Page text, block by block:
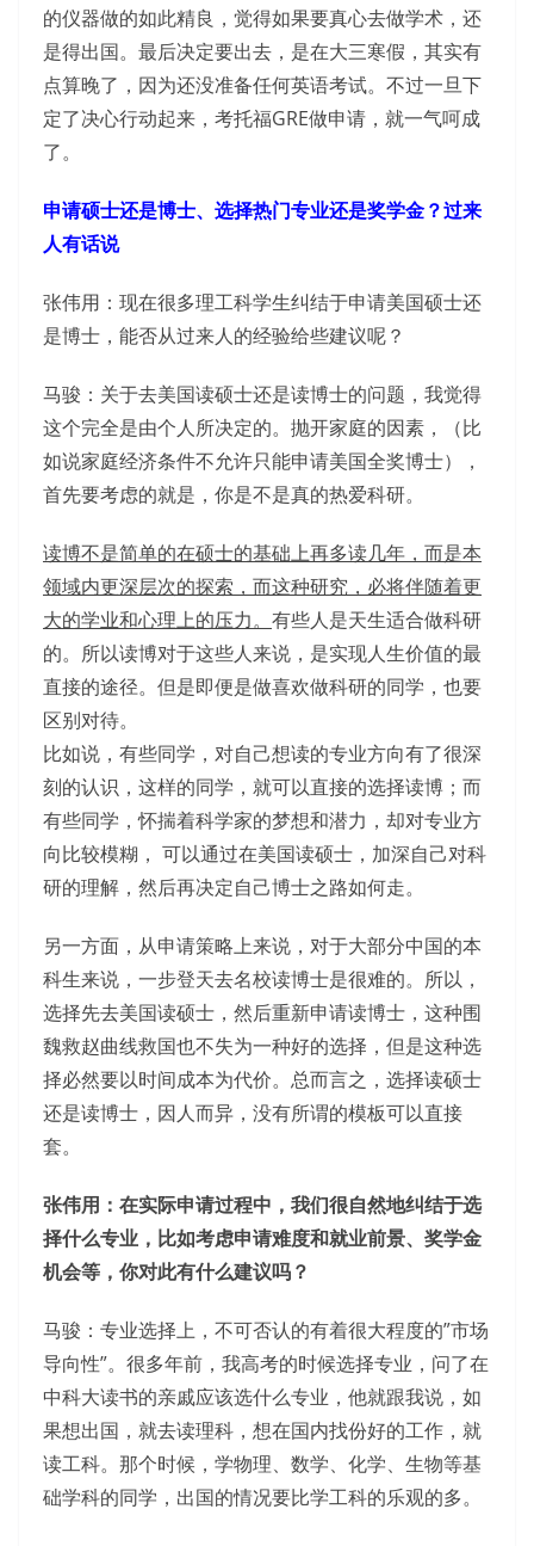
的仪器做的如此精良，觉得如果要真心去做学术，还
是得出国。最后决定要出去，是在大三寒假，其实有
点算晚了，因为还没准备任何英语考试。不过一旦下
定了决心行动起来，考托福GRE做申请，就一气呵成
了。
申请硕士还是博士、选择热门专业还是奖学金？过来
人有话说
张伟用：现在很多理工科学生纠结于申请美国硕士还
是博士，能否从过来人的经验给些建议呢？
马骏：关于去美国读硕士还是读博士的问题，我觉得
这个完全是由个人所决定的。抛开家庭的因素，（比
如说家庭经济条件不允许只能申请美国全奖博士），
首先要考虑的就是，你是不是真的热爱科研。
读博不是简单的在硕士的基础上再多读几年，而是本
领域内更深层次的探索，而这种研究，必将伴随着更
大的学业和心理上的压力。 有些人是天生适合做科研
的。所以读博对于这些人来说，是实现人生价值的最
直接的途径。但是即便是做喜欢做科研的同学，也要
区别对待。
比如说，有些同学，对自己想读的专业方向有了很深
刻的认识，这样的同学，就可以直接的选择读博；而
有些同学，怀揣着科学家的梦想和潜力，却对专业方
向比较模糊， 可以通过在美国读硕士，加深自己对科
研的理解，然后再决定自己博士之路如何走。
另一方面，从申请策略上来说，对于大部分中国的本
科生来说，一步登天去名校读博士是很难的。所以，
选择先去美国读硕士，然后重新申请读博士，这种围
魏救赵曲线救国也不失为一种好的选择，但是这种选
择必然要以时间成本为代价。总而言之，选择读硕士
还是读博士，因人而异，没有所谓的模板可以直接
套。
张伟用：在实际申请过程中，我们很自然地纠结于选
择什么专业，比如考虑申请难度和就业前景、奖学金
机会等，你对此有什么建议吗？
马骏：专业选择上，不可否认的有着很大程度的”市场
导向性”。很多年前，我高考的时候选择专业，问了在
中科大读书的亲戚应该选什么专业，他就跟我说，如
果想出国，就去读理科，想在国内找份好的工作，就
读工科。那个时候，学物理、数学、化学、生物等基
础学科的同学，出国的情况要比学工科的乐观的多。